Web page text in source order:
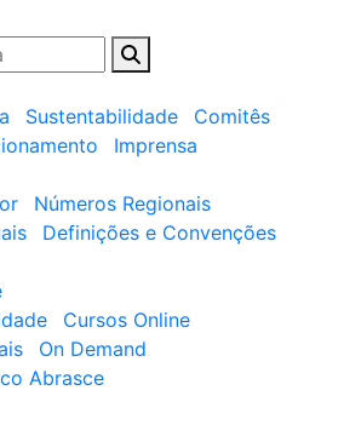
Sustentabilidade
Comitês
Imprensa
Números Regionais
Definições e Convenções
Cursos Online
On Demand
Abrasce